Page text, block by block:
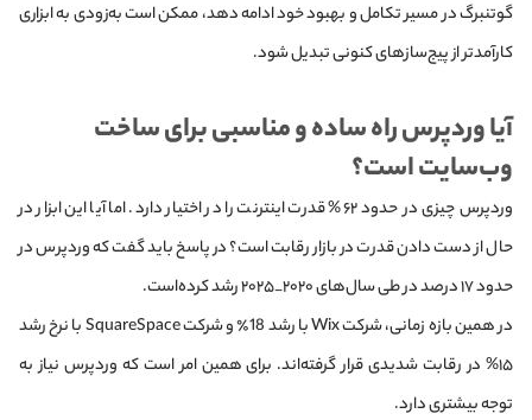
گوتنبرگ در مسیر تکامل و بهبود خود ادامه دهد، ممکن است به‌زودی به ابزاری
کارآمدتر از پیج‌سازهای کنونی تبدیل شود.
آیا وردپرس راه ساده و مناسبی برای ساخت
وب‌سایت است؟
وردپرس چیزی در حدود ۶۲% قدرت اینترنت را در اختیار دارد. اما آیا این ابزار در
حال از دست دادن قدرت در بازار رقابت است؟ در پاسخ باید گفت که وردپرس در
حدود ۱۷ درصد در طی سال‌های ۲۰۲۰_۲۰۲۵ رشد کرده‌است.
در همین بازه زمانی، شرکت Wix با رشد 18٪ و شرکت SquareSpace با نرخ رشد
۱۵% در رقابت شدیدی قرار گرفته‌اند. برای همین امر است که وردپرس نیاز به
توجه بیشتری دارد.